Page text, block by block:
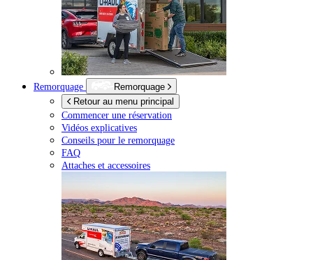
Remorquage
Remorquage
Retour au menu principal
Commencer une réservation
Vidéos explicatives
Conseils pour le remorquage
FAQ
Attaches et accessoires